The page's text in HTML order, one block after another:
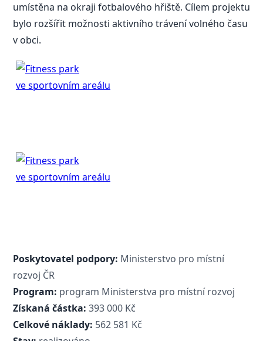
umístěna na okraji fotbalového hřiště. Cílem projektu
bylo rozšířit možnosti aktivního trávení volného času
v obci.
Poskytovatel podpory: Ministerstvo pro místní
rozvoj ČR
Program: program Ministerstva pro místní rozvoj
Získaná částka: 393 000 Kč
Celkové náklady: 562 581 Kč